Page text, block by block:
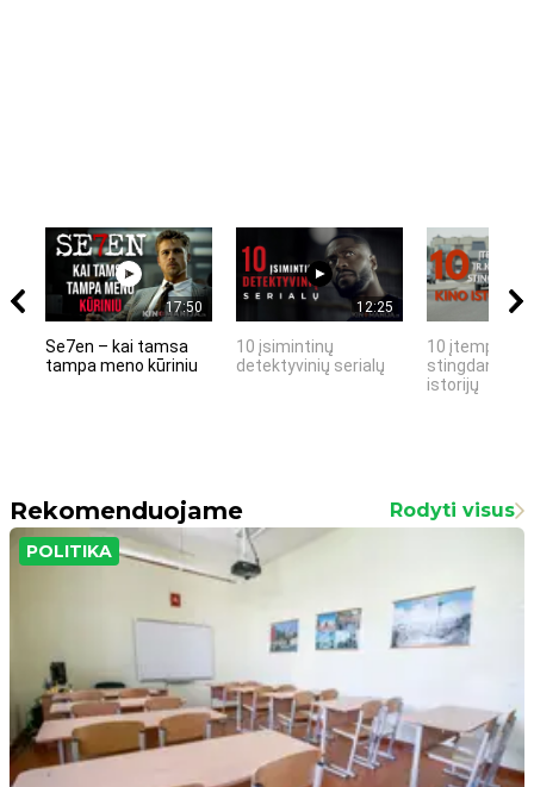
17:50
Se7en – kai tamsa
tampa meno kūriniu
12:25
10 įsimintinų
detektyvinių serialų
10 įtemptų,
stingdančių
istorijų
Rekomenduojame Rodyti visus
POLITIKA